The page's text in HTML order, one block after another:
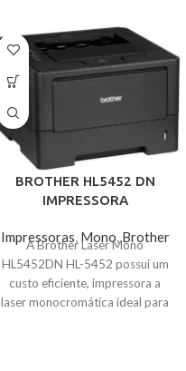
BROTHER HL5452 DN
IMPRESSORA
Impressoras, Mono,Brother
A Brother Laser Mono
HL5452DN HL-5452 possui um
custo eficiente, impressora a
laser monocromática ideal para